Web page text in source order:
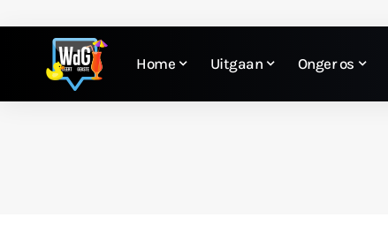
Home Uitgaan Onger os